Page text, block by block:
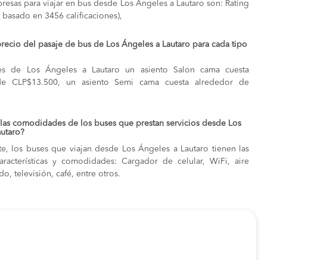
para viajar en bus desde Los Ángeles a Lautaro son: Rating
basado en 3456 calificaciones),
del pasaje de bus de Los Ángeles a Lautaro para cada tipo
de Los Ángeles a Lautaro un asiento Salon cama cuesta
CLP$13.500, un asiento Semi cama cuesta alrededor de
comodidades de los buses que prestan servicios desde Los
los buses que viajan desde Los Ángeles a Lautaro tienen las
y comodidades: Cargador de celular, WiFi, aire
televisión, café, entre otros.